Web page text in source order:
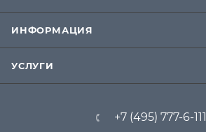
ИНФОРМАЦИЯ
УСЛУГИ
+7 (495) 777-6-111